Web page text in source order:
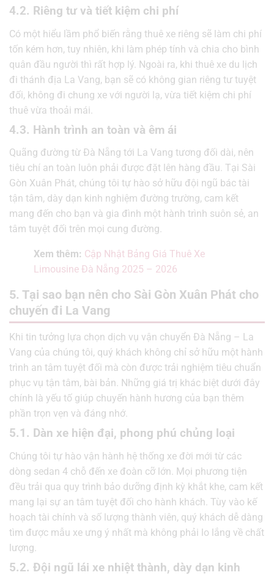
4.2. Riêng tư và tiết kiệm chi phí
Có một hiểu lầm phổ biến rằng thuê xe riêng sẽ làm chi phí
tốn kém hơn, tuy nhiên, khi làm phép tính và chia cho bình
quân đầu người thì rất hợp lý. Ngoài ra, khi thuê xe du lịch
đi thánh địa La Vang, bạn sẽ có không gian riêng tư tuyệt
đối, không đi chung xe với người lạ, vừa tiết kiệm chi phí
thuê vừa thoải mái.
4.3. Hành trình an toàn và êm ái
Quãng đường từ Đà Nẵng tới La Vang tương đối dài, nên
tiêu chí an toàn luôn phải được đặt lên hàng đầu. Tại Sài
Gòn Xuân Phát, chúng tôi tự hào sở hữu đội ngũ bác tài
tận tâm, dày dạn kinh nghiệm đường trường, cam kết
mang đến cho bạn và gia đình một hành trình suôn sẻ, an
tâm tuyệt đối trên mọi cung đường.
Xem thêm: Cập Nhật Bảng Giá Thuê Xe
Limousine Đà Nẵng 2025 – 2026
5. Tại sao bạn nên cho Sài Gòn Xuân Phát cho
chuyến đi La Vang
Khi tin tưởng lựa chọn dịch vụ vận chuyển Đà Nẵng – La
Vang của chúng tôi, quý khách không chỉ sở hữu một hành
trình an tâm tuyệt đối mà còn được trải nghiệm tiêu chuẩn
phục vụ tận tâm, bài bản. Những giá trị khác biệt dưới đây
chính là yếu tố giúp chuyến hành hương của bạn thêm
phần trọn vẹn và đáng nhớ.
5.1. Dàn xe hiện đại, phong phú chủng loại
Chúng tôi tự hào vận hành hệ thống xe đời mới từ các
dòng sedan 4 chỗ đến xe đoàn cỡ lớn. Mọi phương tiện
đều trải qua quy trình bảo dưỡng định kỳ khắt khe, cam kết
mang lại sự an tâm tuyệt đối cho hành khách. Tùy vào kế
hoạch tài chính và số lượng thành viên, quý khách dễ dàng
tìm được mẫu xe ưng ý nhất mà không phải lo lắng về chất
lượng.
5.2. Đội ngũ lái xe nhiệt thành, dày dạn kinh